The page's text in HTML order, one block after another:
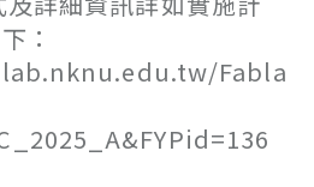
：
Fabla